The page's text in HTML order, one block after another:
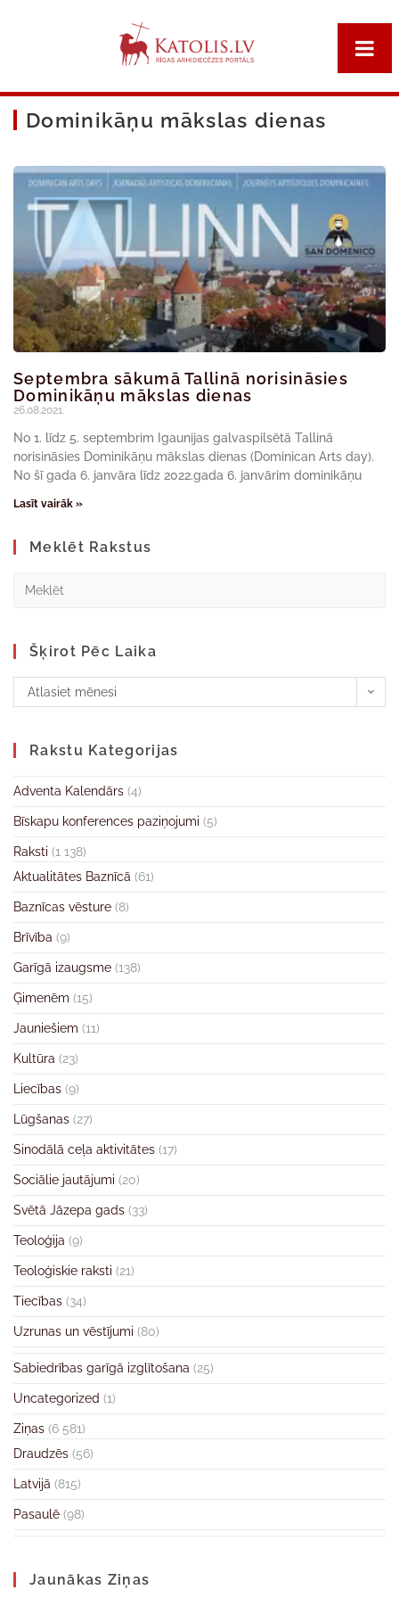
Dominikāņu mākslas dienas
Septembra sākumā Tallinā norisināsies
Dominikāņu mākslas dienas
26.08.2021.
No 1. līdz 5. septembrim Igaunijas galvaspilsētā Tallinā
norisināsies Dominikāņu mākslas dienas (Dominican Arts day).
No šī gada 6. janvāra līdz 2022.gada 6. janvārim dominikāņu
Lasīt vairāk »
Meklēt Rakstus
Šķirot Pēc Laika
Atlasiet mēnesi
Rakstu Kategorijas
Adventa Kalendārs (4)
Bīskapu konferences paziņojumi (5)
Raksti (1 138)
Aktualitātes Baznīcā (61)
Baznīcas vēsture (8)
Brīvība (9)
Garīgā izaugsme (138)
Ģimenēm (15)
Jauniešiem (11)
Kultūra (23)
Liecības (9)
Lūgšanas (27)
Sinodālā ceļa aktivitātes (17)
Sociālie jautājumi (20)
Svētā Jāzepa gads (33)
Teoloģija (9)
Teoloģiskie raksti (21)
Tiecības (34)
Uzrunas un vēstījumi (80)
Sabiedrības garīgā izglītošana (25)
Uncategorized (1)
Ziņas (6 581)
Draudzēs (56)
Latvijā (815)
Pasaulē (98)
Jaunākas Ziņas